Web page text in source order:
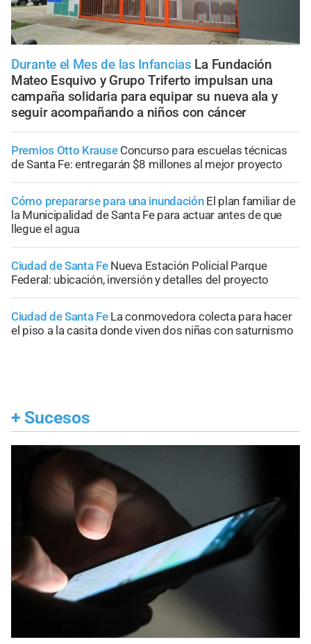
Durante el Mes de las Infancias La Fundación
Mateo Esquivo y Grupo Triferto impulsan una
campaña solidaria para equipar su nueva ala y
seguir acompañando a niños con cáncer
Premios Otto Krause Concurso para escuelas técnicas
de Santa Fe: entregarán $8 millones al mejor proyecto
Cómo prepararse para una inundación El plan familiar de
la Municipalidad de Santa Fe para actuar antes de que
llegue el agua
Ciudad de Santa Fe Nueva Estación Policial Parque
Federal: ubicación, inversión y detalles del proyecto
Ciudad de Santa Fe La conmovedora colecta para hacer
el piso a la casita donde viven dos niñas con saturnismo
+ Sucesos